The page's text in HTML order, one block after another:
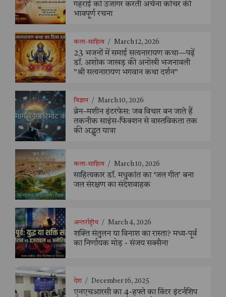
गहराई को उजागर करती अर्चना कोचर की
भावपूर्ण रचना
कला-साहित्य / March 12, 2026
23 भजनों में समाई सत्यनारायण कथा—पढ़ें
डॉ. अशोक जाखड़ की अनोखी भजनावली
"श्री सत्यनारायण भगवान कथा दर्शन"
विज्ञान / March 10, 2026
ब्रेन–मशीन इंटरफेस: जब विचार बन जाते हैं
तकनीक साइंस-फिक्शन से वास्तविकता तक
की अद्भुत यात्रा
कला-साहित्य / March 10, 2026
साहित्यकार डॉ. मधुकांत का ‘जल गीत’ बना
जल संरक्षण का संदेशवाहक
अन्तर्राष्ट्रीय / March 4, 2026
शक्ति संतुलन या विनाश का रास्ता? मध्य-पूर्व
का निर्णायक मोड़ - संजय सक्सैना
देश / December 16, 2025
एनएचआरसी का 4-हफ्ते का विंटर इंटर्नशिप